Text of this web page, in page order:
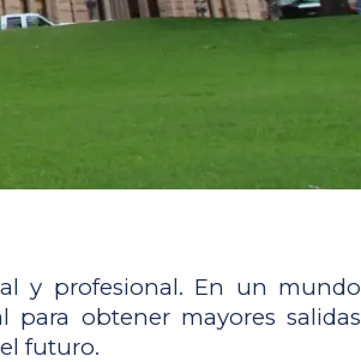
y profesional. En un mundo
obtener mayores salidas
futuro.